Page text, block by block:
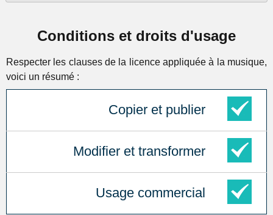
Conditions et droits d'usage
Respecter les clauses de la licence appliquée à la musique,
voici un résumé :
Copier et publier
Modifier et transformer
Usage commercial